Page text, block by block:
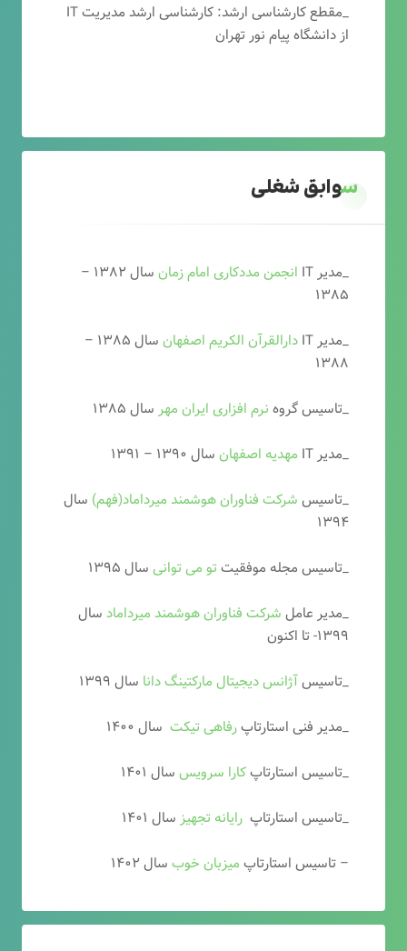
_مقطع کارشناسی ارشد: کارشناسی ارشد مدیریت IT
از دانشگاه پیام نور تهران
سوابق شغلی
_مدیر IT انجمن مددکاری امام زمان
سال ۱۳۸۲ –
۱۳۸۵
_مدیر IT
دارالقرآن الکریم اصفهان
سال ۱۳۸۵ –
۱۳۸۸
_تاسیس گروه نرم افزاری ایران مهر سال ۱۳۸۵
_مدیر IT
مهدیه اصفهان سال ۱۳۹۰ – ۱۳۹۱
_تاسیس شرکت فناوران هوشمند میرداماد(فهم) سال
۱۳۹۴
_تاسیس مجله موفقیتتو می توانی سال ۱۳۹۵
_مدیر عامل شرکت فناوران هوشمند میرداماد سال
۱۳۹۹- تا اکنون
_تاسیسآژانس دیجیتال مارکتینگ دانا سال ۱۳۹۹
_مدیر فنی استارتاپرفاهی تیکت سال ۱۴۰۰
_تاسیس استارتاپکارا سرویس سال ۱۴۰۱
_تاسیس استارتاپ رایانه تجهیز سال ۱۴۰۱
– تاسیس استارتاپ میزبان خوب سال ۱۴۰۲